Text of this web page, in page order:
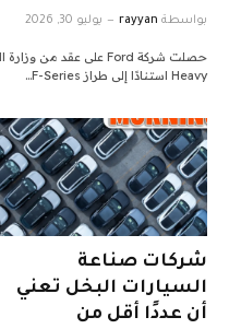
بواسطة rayyan يوليو 30, 2026
Heavy استنادًا إلى طراز F-Series…
شركات صناعة
السيارات البخل تعني
أن عددًا أقل من